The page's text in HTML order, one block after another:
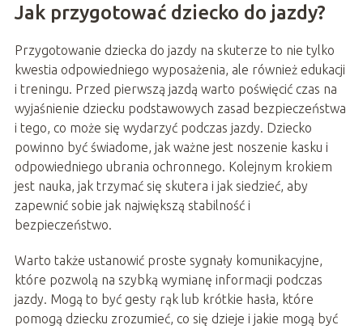
Jak przygotować dziecko do jazdy?
Przygotowanie dziecka do jazdy na skuterze to nie tylko
kwestia odpowiedniego wyposażenia, ale również edukacji
i treningu. Przed pierwszą jazdą warto poświęcić czas na
wyjaśnienie dziecku podstawowych zasad bezpieczeństwa
i tego, co może się wydarzyć podczas jazdy. Dziecko
powinno być świadome, jak ważne jest noszenie kasku i
odpowiedniego ubrania ochronnego. Kolejnym krokiem
jest nauka, jak trzymać się skutera i jak siedzieć, aby
zapewnić sobie jak największą stabilność i
bezpieczeństwo.
Warto także ustanowić proste sygnały komunikacyjne,
które pozwolą na szybką wymianę informacji podczas
jazdy. Mogą to być gesty rąk lub krótkie hasła, które
pomogą dziecku zrozumieć, co się dzieje i jakie mogą być